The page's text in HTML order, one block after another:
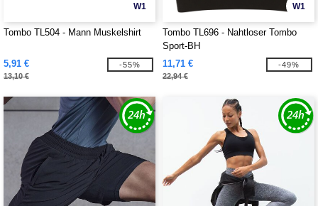
W1
Tombo TL504 - Mann Muskelshirt
5,91 €
13,10 €
-55%
W1
Tombo TL696 - Nahtloser Tombo
Sport-BH
11,71 €
22,94 €
-49%